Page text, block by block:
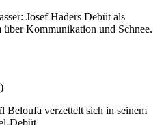
Josef Haders Debüt als
Kommunikation und Schnee.
Beloufa verzettelt sich in seinem
Debüt.